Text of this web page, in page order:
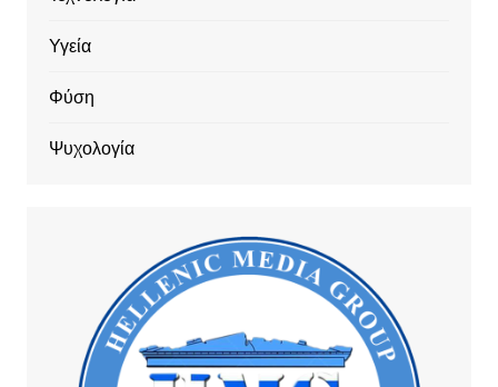
Υγεία
Φύση
Ψυχολογία